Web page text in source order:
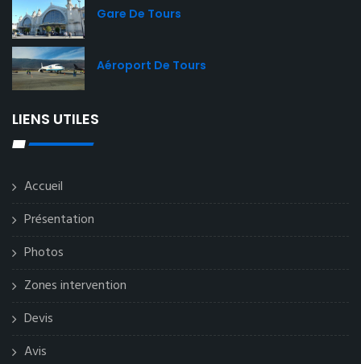
Gare De Tours
Aéroport De Tours
LIENS UTILES
Accueil
Présentation
Photos
Zones intervention
Devis
Avis